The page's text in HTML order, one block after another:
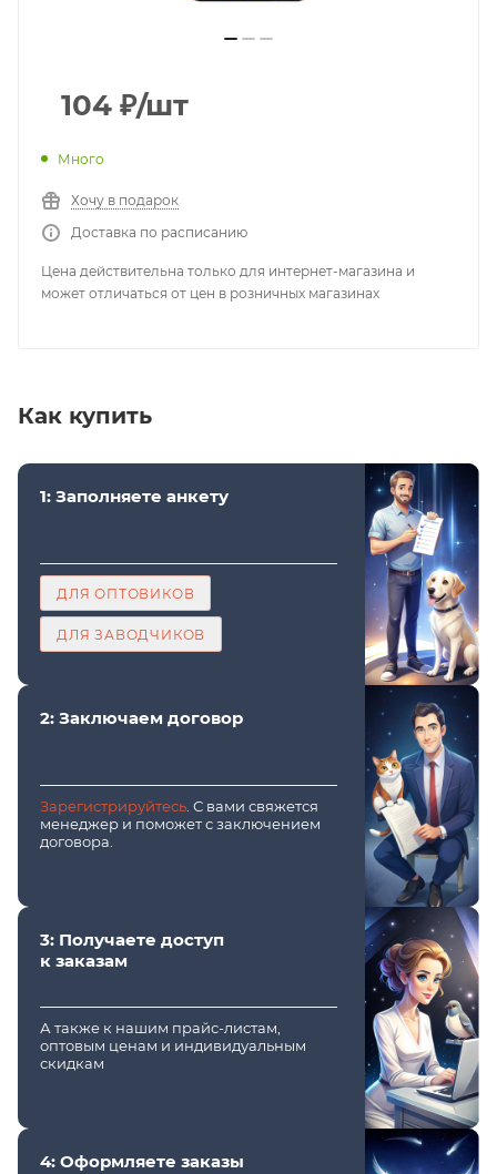
104 ₽/шт
Много
Хочу в подарок
Доставка по расписанию
Цена действительна только для интернет-магазина и
может отличаться от цен в розничных магазинах
Как купить
1: Заполняете анкету
ДЛЯ ОПТОВИКОВ
ДЛЯ ЗАВОДЧИКОВ
2: Заключаем договор
Зарегистрируйтесь . С вами свяжется
менеджер и поможет с заключением
договора.
3: Получаете доступ
к заказам
А также к нашим прайс-листам,
оптовым ценам и индивидуальным
скидкам
4: Оформляете заказы